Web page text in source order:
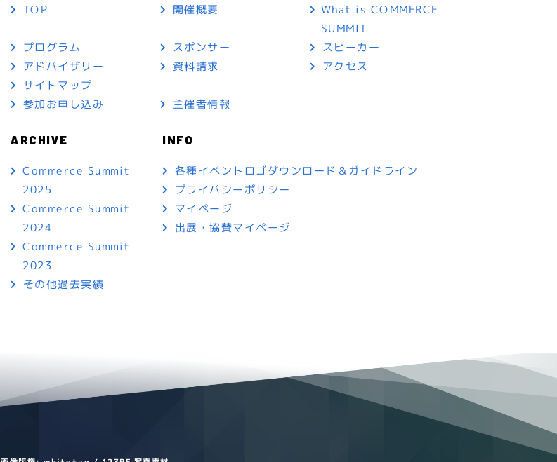
TOP 開催概要 What is COMMERCE
SUMMIT
プログラム スポンサー スピーカー
アドバイザリー 資料請求 アクセス
サイトマップ
参加お申し込み 主催者情報
ARCHIVE
Commerce Summit
2025
Commerce Summit
2024
Commerce Summit
2023
その他過去実績
INFO
各種イベントロゴダウンロード＆ガイドライン
プライバシーポリシー
マイページ
出展・協賛マイページ